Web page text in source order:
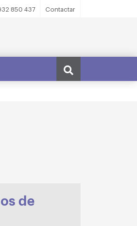
850 437 Contactar
de